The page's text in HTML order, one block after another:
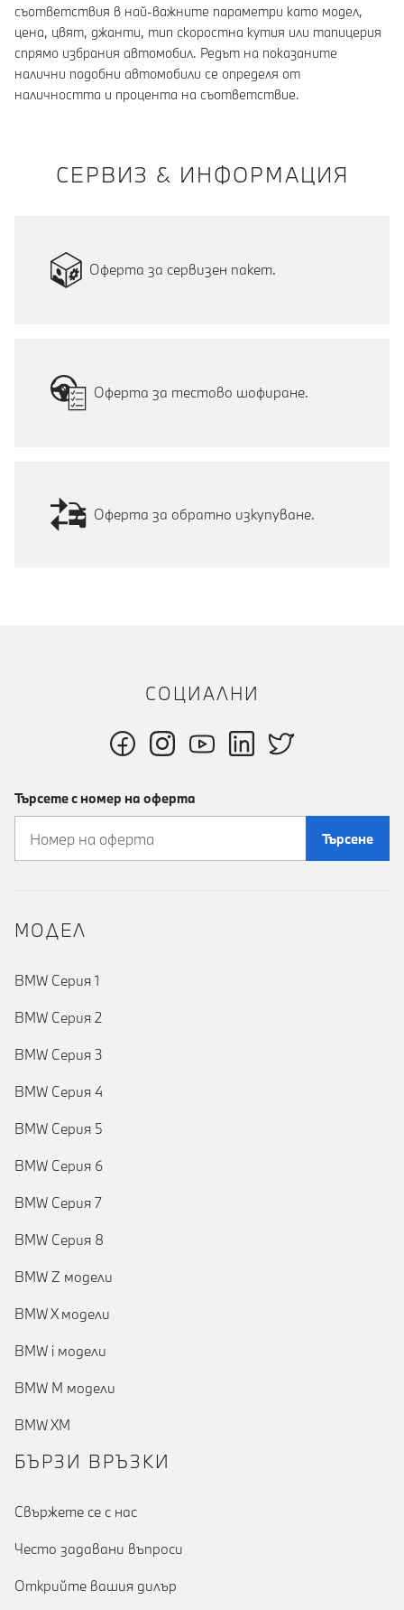
съответствия в най-важните параметри като модел,
цена, цвят, джанти, тип скоростна кутия или тапицерия
спрямо избрания автомобил. Редът на показаните
налични подобни автомобили се определя от
наличността и процента на съответствие.
СЕРВИЗ & ИНФОРМАЦИЯ
Оферта за сервизен пакет.
Оферта за тестово шофиране.
Оферта за обратно изкупуване.
СОЦИАЛНИ
Търсете с номер на оферта
Търсене
MOДЕЛ
BMW Серия 1
BMW Серия 2
BMW Серия 3
BMW Серия 4
BMW Серия 5
BMW Серия 6
BMW Серия 7
BMW Серия 8
BMW Z модели
BMW X модели
BMW i модели
BMW M модели
BMW XM
БЪРЗИ ВРЪЗКИ
Cвържете се с нас
Често задавани въпроси
Открийте вашия дилър